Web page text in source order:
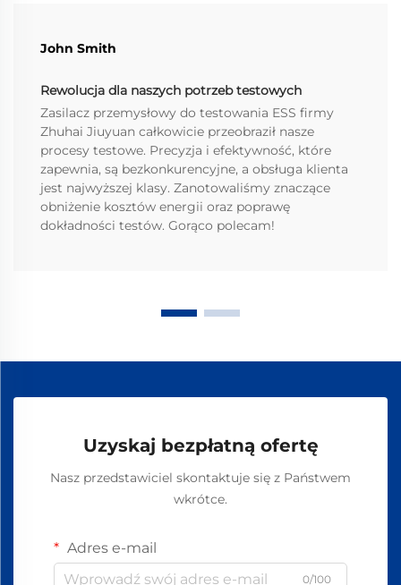
John Smith
Rewolucja dla naszych potrzeb testowych
Zasilacz przemysłowy do testowania ESS firmy
Zhuhai Jiuyuan całkowicie przeobraził nasze
procesy testowe. Precyzja i efektywność, które
zapewnia, są bezkonkurencyjne, a obsługa klienta
jest najwyższej klasy. Zanotowaliśmy znaczące
obniżenie kosztów energii oraz poprawę
dokładności testów. Gorąco polecam!
Uzyskaj bezpłatną ofertę
Nasz przedstawiciel skontaktuje się z Państwem
wkrótce.
Adres e-mail
0/100